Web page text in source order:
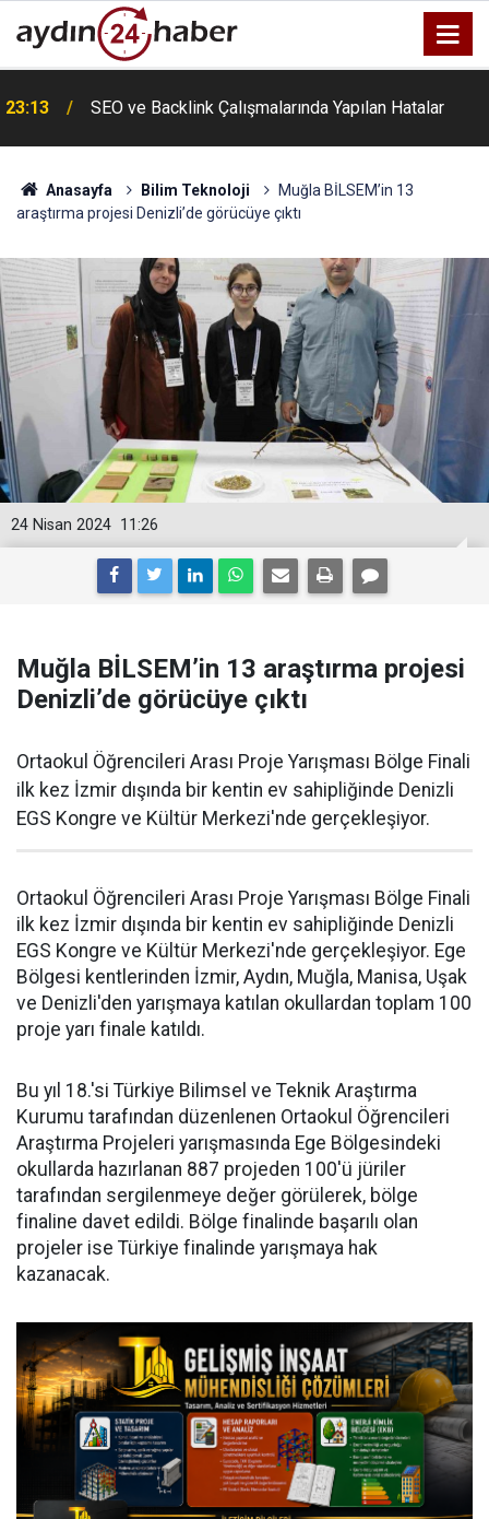
23:13 SEO ve Backlink Çalışmalarında Yapılan Hatalar
Anasayfa Bilim Teknoloji
Muğla BİLSEM’in 13
araştırma projesi Denizli’de görücüye çıktı
11:26
24 Nisan 2024
Muğla BİLSEM’in 13 araştırma projesi
Denizli’de görücüye çıktı
Ortaokul Öğrencileri Arası Proje Yarışması Bölge Finali
ilk kez İzmir dışında bir kentin ev sahipliğinde Denizli
EGS Kongre ve Kültür Merkezi'nde gerçekleşiyor.
Ortaokul Öğrencileri Arası Proje Yarışması Bölge Finali
ilk kez İzmir dışında bir kentin ev sahipliğinde Denizli
EGS Kongre ve Kültür Merkezi'nde gerçekleşiyor. Ege
Bölgesi kentlerinden İzmir, Aydın, Muğla, Manisa, Uşak
ve Denizli'den yarışmaya katılan okullardan toplam 100
proje yarı finale katıldı.
Bu yıl 18.'si Türkiye Bilimsel ve Teknik Araştırma
Kurumu tarafından düzenlenen Ortaokul Öğrencileri
Araştırma Projeleri yarışmasında Ege Bölgesindeki
okullarda hazırlanan 887 projeden 100'ü jüriler
tarafından sergilenmeye değer görülerek, bölge
finaline davet edildi. Bölge finalinde başarılı olan
projeler ise Türkiye finalinde yarışmaya hak
kazanacak.